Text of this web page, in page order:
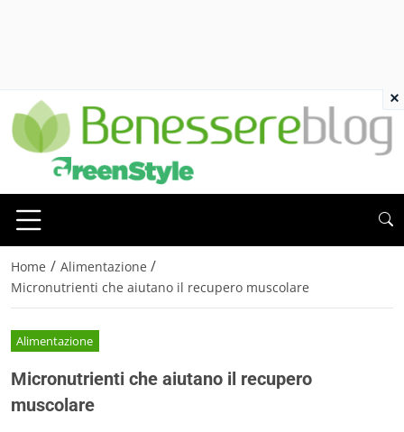
Home / Alimentazione /
Micronutrienti che aiutano il recupero muscolare
Alimentazione
Micronutrienti che aiutano il recupero
muscolare
×